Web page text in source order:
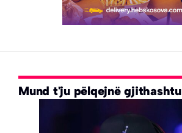
Mund t'ju pëlqejnë gjithashtu